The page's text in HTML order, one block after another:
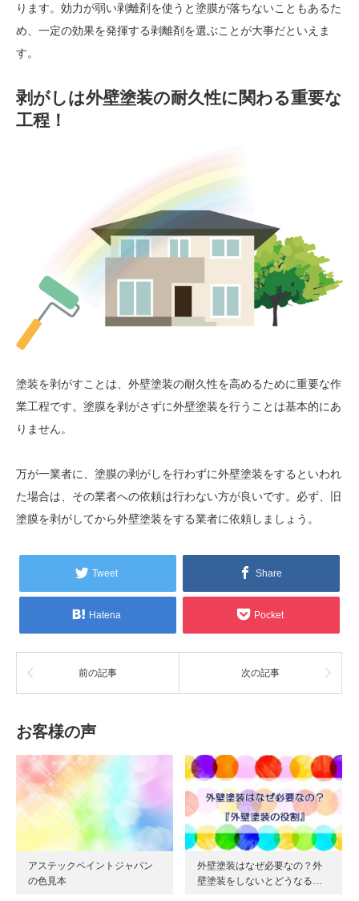
ります。効力が弱い剥離剤を使うと塗膜が落ちないこともあるた
め、一定の効果を発揮する剥離剤を選ぶことが大事だといえま
す。
剥がしは外壁塗装の耐久性に関わる重要な
工程！
塗装を剥がすことは、外壁塗装の耐久性を高めるために重要な作
業工程です。塗膜を剥がさずに外壁塗装を行うことは基本的にあ
りません。
万が一業者に、塗膜の剥がしを行わずに外壁塗装をするといわれ
た場合は、その業者への依頼は行わない方が良いです。必ず、旧
塗膜を剥がしてから外壁塗装をする業者に依頼しましょう。
Tweet Share
Hatena Pocket
前の記事 次の記事
お客様の声
アステックペイントジャパン
の色見本
外壁塗装はなぜ必要なの？外
壁塗装をしないとどうなる…